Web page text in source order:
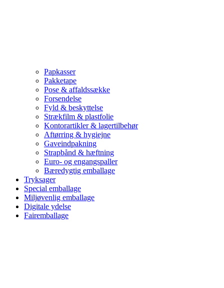
Papkasser
Pakketape
Pose & affaldssække
Forsendelse
Fyld & beskyttelse
Strækfilm & plastfolie
Kontorartikler & lagertilbehør
Aftørring & hygiejne
Gaveindpakning
Strapbånd & hæftning
Euro- og engangspaller
Bæredygtig emballage
Tryksager
Special emballage
Miljøvenlig emballage
Digitale ydelse
Fairemballage